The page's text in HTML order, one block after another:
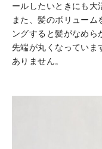
ールしたいときにも大
また、髪のボリュー
ングすると髪がなめら
先端が丸くなっていま
ありません。